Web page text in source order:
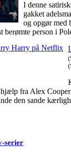
I denne
gakket
og opgør med
berømte person i
fra Alex
den sande
serier